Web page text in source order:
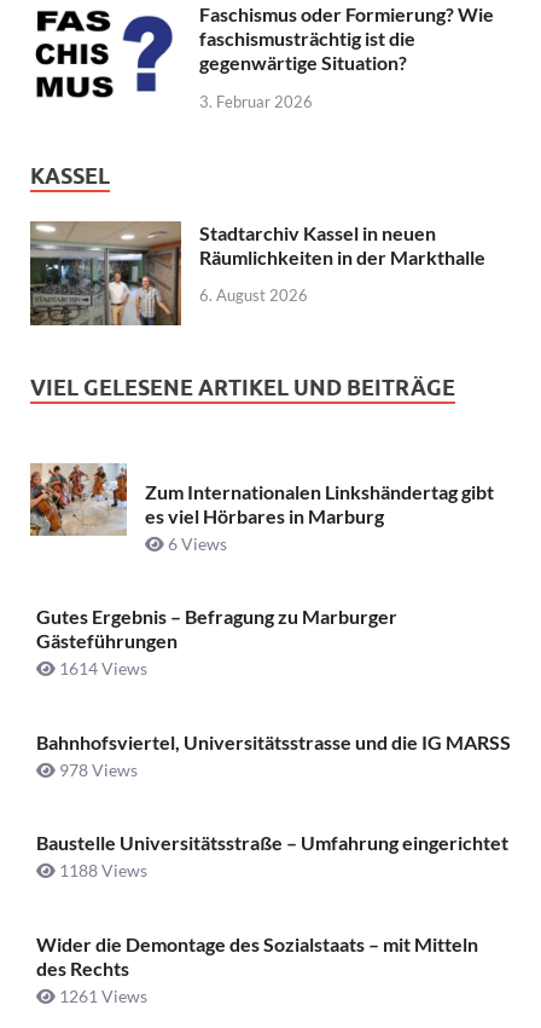
Faschismus oder Formierung? Wie
faschismusträchtig ist die
gegenwärtige Situation?
3. Februar 2026
KASSEL
Stadtarchiv Kassel in neuen
Räumlichkeiten in der Markthalle
6. August 2026
VIEL GELESENE ARTIKEL UND BEITRÄGE
Zum Internationalen Linkshändertag gibt
es viel Hörbares in Marburg
6 Views
Gutes Ergebnis – Befragung zu Marburger
Gästeführungen
1614 Views
Bahnhofsviertel, Universitätsstrasse und die IG MARSS
978 Views
Baustelle Universitätsstraße ­– Umfahrung eingerichtet
1188 Views
Wider die Demontage des Sozialstaats – mit Mitteln
des Rechts
1261 Views